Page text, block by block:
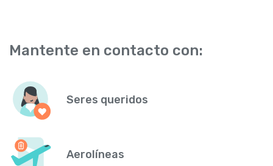
Mantente en contacto con:
Seres queridos
Aerolíneas